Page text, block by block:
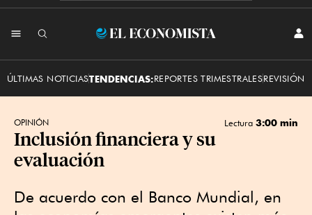
El
ÚLTIMAS NOTICIASTENDENCIAS:REPORTES TRIMESTRALESREVISIÓN
OPINIÓN Lectura 3:00 min
Inclusión financiera y su
evaluación
De acuerdo con el Banco Mundial, en